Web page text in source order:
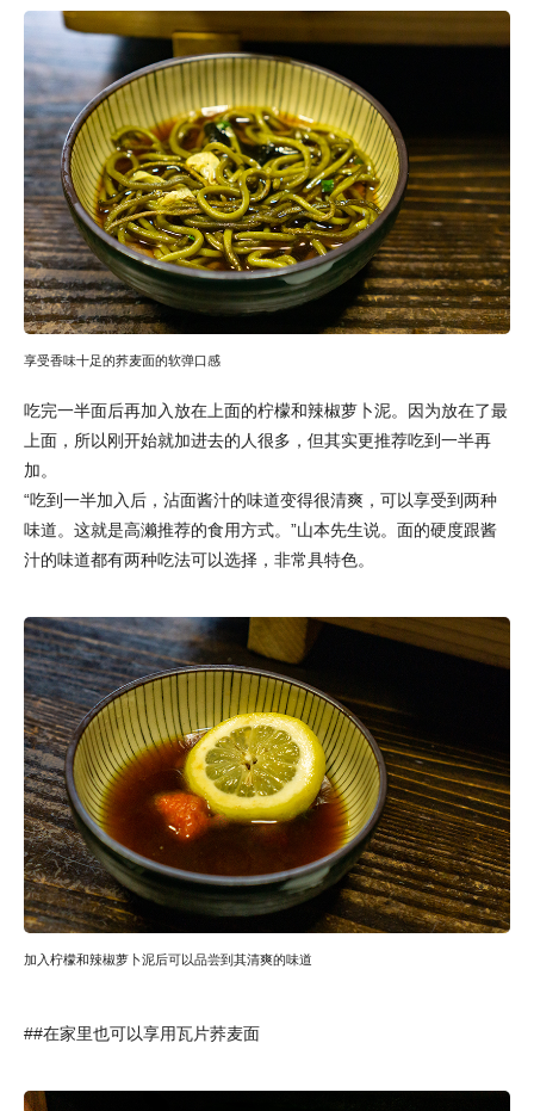
享受香味十足的荞麦面的软弹口感
吃完一半面后再加入放在上面的柠檬和辣椒萝卜泥。因为放在了最
上面，所以刚开始就加进去的人很多，但其实更推荐吃到一半再
加。
“吃到一半加入后，沾面酱汁的味道变得很清爽，可以享受到两种
味道。这就是高濑推荐的食用方式。”山本先生说。面的硬度跟酱
汁的味道都有两种吃法可以选择，非常具特色。
加入柠檬和辣椒萝卜泥后可以品尝到其清爽的味道
##在家里也可以享用瓦片荞麦面